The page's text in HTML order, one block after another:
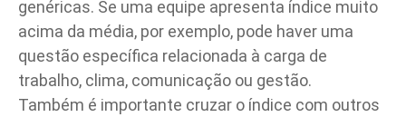
genéricas. Se uma equipe apresenta índice muito
acima da média, por exemplo, pode haver uma
questão específica relacionada à carga de
trabalho, clima, comunicação ou gestão.
Também é importante cruzar o índice com outros